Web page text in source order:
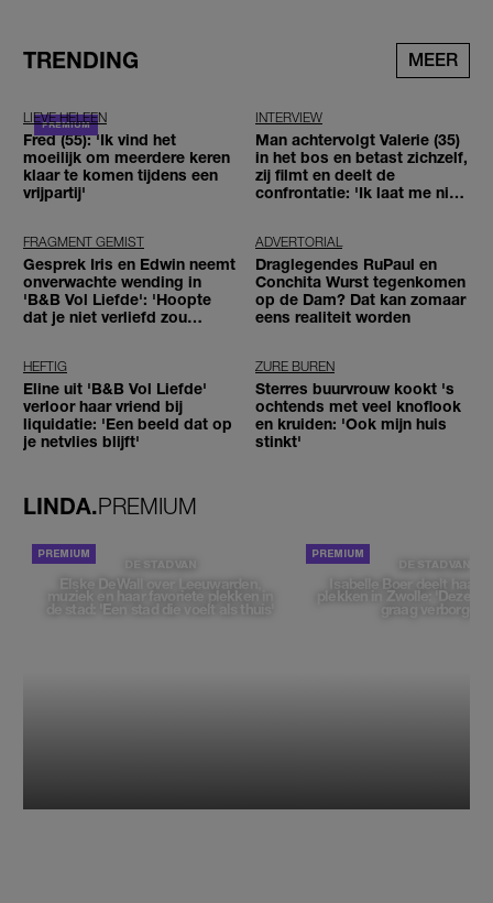
TRENDING MEER
LIEVE HELEEN
Fred (55): 'Ik vind het
moeilijk om meerdere keren
klaar te komen tijdens een
vrijpartij'
INTERVIEW
Man achtervolgt Valerie (35)
in het bos en betast zichzelf,
zij filmt en deelt de
confrontatie: 'Ik laat me niet
FRAGMENT GEMIST
Gesprek Iris en Edwin neemt
onverwachte wending in
'B&B Vol Liefde': 'Hoopte
dat je niet verliefd zou
ADVERTORIAL
Draglegendes RuPaul en
Conchita Wurst tegenkomen
op de Dam? Dat kan zomaar
eens realiteit worden
HEFTIG
Eline uit 'B&B Vol Liefde'
verloor haar vriend bij
liquidatie: 'Een beeld dat op
je netvlies blijft'
ZURE BUREN
Sterres buurvrouw kookt 's
ochtends met veel knoflook
en kruiden: 'Ook mijn huis
stinkt'
LINDA.PREMIUM
DE STAD VAN
Elske DeWall over Leeuwarden,
muziek en haar favoriete plekken in
de stad: 'Een stad die voelt als thuis'
DE STAD VAN
Isabelle Boer deelt haar
plekken in Zwolle: 'Deze
graag verborgen'